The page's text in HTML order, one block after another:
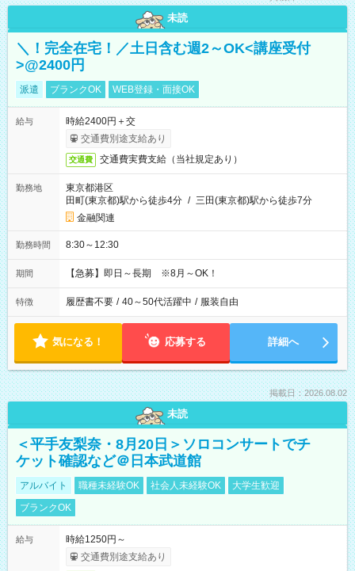
未読
＼！完全在宅！／土日含む週2～OK<講座受付
>@2400円
派遣 ブランクOK WEB登録・面接OK
給与
時給2400円＋交
交通費別途支給あり
交通費 交通費実費支給（当社規定あり）
勤務地
東京都港区
田町(東京都)駅から徒歩4分 / 三田(東京都)駅から徒歩7分
金融関連
勤務時間 8:30～12:30
期間 【急募】即日～長期 ※8月～OK！
特徴 履歴書不要 / 40～50代活躍中 / 服装自由
気になる！ 応募する 詳細へ
掲載日：2026.08.02
未読
＜平手友梨奈・8月20日＞ソロコンサートでチ
ケット確認など＠日本武道館
アルバイト 職種未経験OK 社会人未経験OK
大学生歓迎
ブランクOK
給与
時給1250円～
交通費別途支給あり